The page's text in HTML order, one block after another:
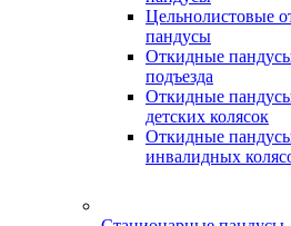
Цельнолистовые
пандусы
Откидные
подъезда
Откидные
детских колясок
Откидные
инвалидных